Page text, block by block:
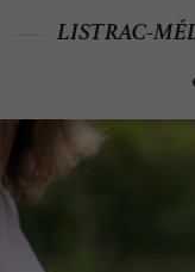
LISTRAC-